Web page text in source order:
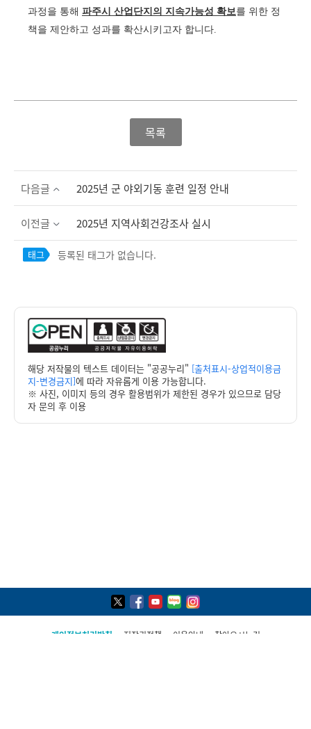
과정을 통해 파주시 산업단지의 지속가능성 확보를 위한 정
책을 제안하고 성과를 확산시키고자 합니다.
목록
다음글 2025년 군 야외기동 훈련 일정 안내
이전글 2025년 지역사회건강조사 실시
태그 등록된 태그가 없습니다.
해당 저작물의 텍스트 데이터는 "공공누리" [출처표시-상업적이용금
지-변경금지]에 따라 자유롭게 이용 가능합니다.
※ 사진, 이미지 등의 경우 활용범위가 제한된 경우가 있으므로 담당
자 문의 후 이용
개인정보처리방침 저작권정책 이용안내
찾아오시는길